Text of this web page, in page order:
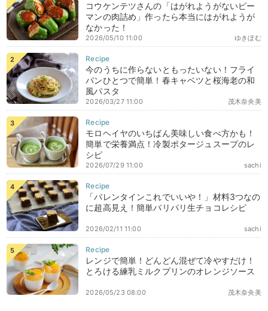
コウケンテツさんの「はがれようがないピー
マンの肉詰め」作ったら本当にはがれようが
なかった！
ゆきぼむ
2026/05/10 11:00
今のうちに作らないともったいない！フライ
パンひとつで簡単！春キャベツと桜海老の和
風パスタ
茂木奈央美
2026/03/27 11:00
モロヘイヤのいちばん美味しい食べ方かも！
簡単で栄養満点！冷製ポタージュスープのレ
シピ
sachi
2026/07/29 11:00
「バレンタインこれでいいや！」材料3つなの
に超高見え！簡単パリパリ生チョコレシピ
sachi
2026/02/11 11:00
レンジで簡単！どんどん混ぜて冷やすだけ！
とろける練乳ミルクプリンのオレンジソース
茂木奈央美
2026/05/23 08:00